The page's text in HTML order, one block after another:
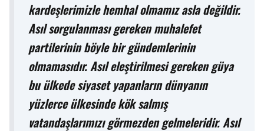
kardeşlerimizle hemhal olmamız asla değildir.
Asıl sorgulanması gereken muhalefet
partilerinin böyle bir gündemlerinin
olmamasıdır. Asıl eleştirilmesi gereken güya
bu ülkede siyaset yapanların dünyanın
yüzlerce ülkesinde kök salmış
vatandaşlarımızı görmezden gelmeleridir. Asıl